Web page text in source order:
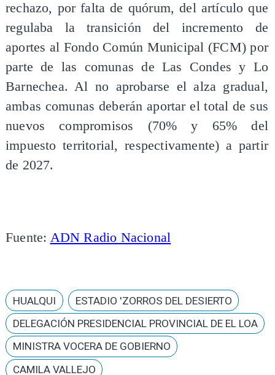
rechazo, por falta de quórum, del artículo que
regulaba la transición del incremento de
aportes al Fondo Común Municipal (FCM) por
parte de las comunas de Las Condes y Lo
Barnechea. Al no aprobarse el alza gradual,
ambas comunas deberán aportar el total de sus
nuevos compromisos (70% y 65% del
impuesto territorial, respectivamente) a partir
de 2027.
Fuente: ADN Radio Nacional
HUALQUI
ESTADIO 'ZORROS DEL DESIERTO
DELEGACIÓN PRESIDENCIAL PROVINCIAL DE EL LOA
MINISTRA VOCERA DE GOBIERNO
CAMILA VALLEJO